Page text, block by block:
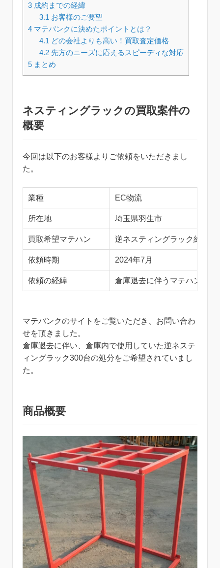
3 成約までの経緯
3.1 お客様のご要望
4 マテバンクに決めたポイントとは？
4.1 どの会社よりも高い！買取査定価格
4.2先方のニーズに応えるスピーディな対応
5 まとめ
ネスティングラックの買取案件の
概要
今回は以下のお客様よりご依頼をいただきまし
た。
業種 EC物流
所在地 埼玉県羽生市
買取希望マテハン 逆ネスティングラック約300
依頼時期 2024年7月
依頼の経緯 倉庫退去に伴うマテハン処分
マテバンクのサイトをご覧いただき、お問い合わ
せを頂きました。
倉庫退去に伴い、倉庫内で使用していた逆ネステ
ィングラック300台の処分をご希望されていまし
た。
商品概要